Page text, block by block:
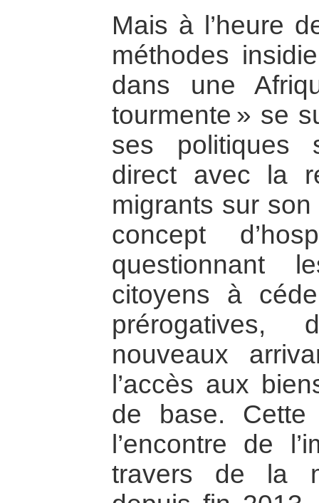
Mais à l’heure
méthodes
dans une
tourmente » se
ses politiques
direct avec la
migrants sur
concept
questionnant
citoyens à
prérogatives,
nouveaux
l’accès aux
de base. Cette
l’encontre de
travers de la